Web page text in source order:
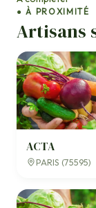
● À PROXIMITÉ
Artisans
ACTA
PARIS (75595)